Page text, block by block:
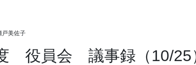
戸美佐子
役員会 議事録（10/25